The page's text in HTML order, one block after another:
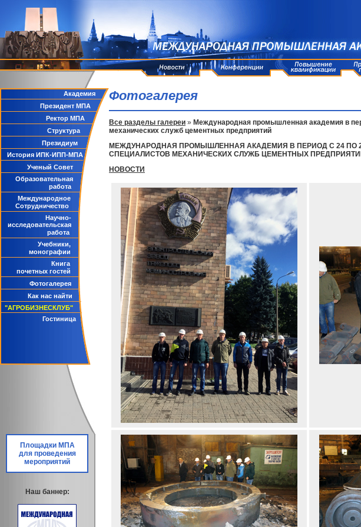
Академия
Президент МПА
Ректор МПА
Структура
Президиум
История ИПК-ИПП-МПА
Ученый Совет
Образовательная
работа
Международное
Сотрудничество
Научно-
исследовательская
работа
Учебники,
монографии
Книга
почетных гостей
Фотогалерея
Как нас найти
"АГРОБИЗНЕСКЛУБ"
Гостиница
Площадки МПА
для проведения
мероприятий
Наш баннер:
Фотогалерея
Все разделы галереи » Международная промышленная академия в
механических служб цементных предприятий
МЕЖДУНАРОДНАЯ ПРОМЫШЛЕННАЯ АКАДЕМИЯ В ПЕРИОД С 24 ПО
СПЕЦИАЛИСТОВ МЕХАНИЧЕСКИХ СЛУЖБ ЦЕМЕНТНЫХ
НОВОСТИ